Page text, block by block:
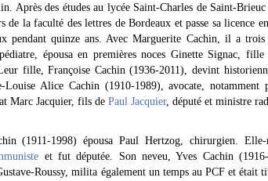
Après des études au lycée Saint-Charles de Saint-
de la faculté des lettres de Bordeaux et passe sa licence
pendant quinze ans. Avec Marguerite Cachin, il a
épousa en premières noces Ginette Signac,
fille, Françoise Cachin (1936-2011), devint
Alice Cachin (1910-1989), avocate, notamment
Marc Jacquier, fils de Paul Jacquier, député et ministre
(1911-1998) épousa Paul Hertzog, chirurgien.
et fut députée. Son neveu, Yves Cachin
Roussy, milita également un temps au PCF et était